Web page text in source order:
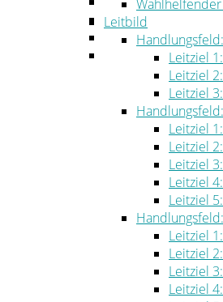
Verkehr
Umwelt
Ordnung
Leitbild
Leitziel
Leitziel
Leitziel
Leitziel
Leitziel
Leitziel
Leitziel
Leitziel
Leitziel
Leitziel
Leitziel
Leitziel